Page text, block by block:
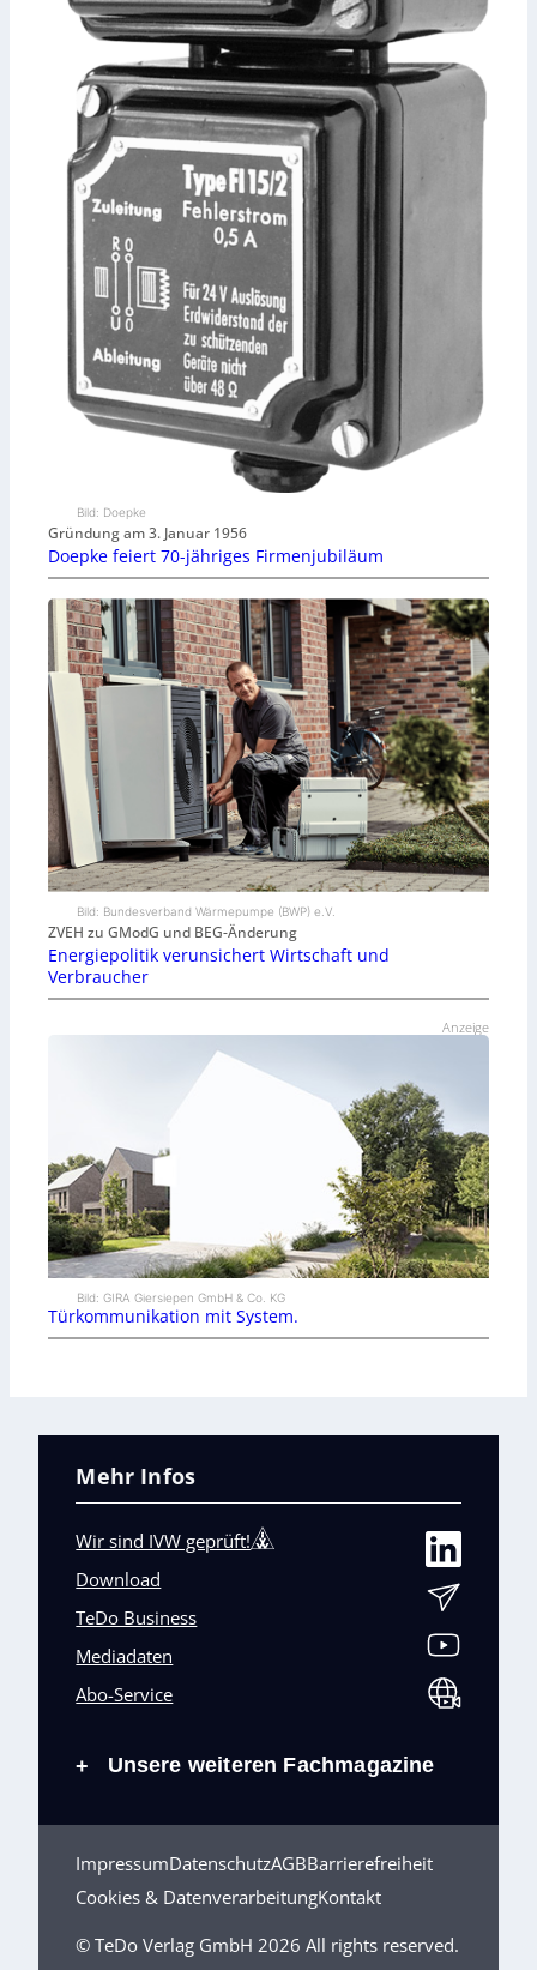
Bild: Doepke
Gründung am 3. Januar 1956
Doepke feiert 70-jähriges Firmenjubiläum
Bild: Bundesverband Wärmepumpe (BWP) e.V.
ZVEH zu GModG und BEG-Änderung
Energiepolitik verunsichert Wirtschaft und
Verbraucher
Anzeige
Bild: GIRA Giersiepen GmbH & Co. KG
Türkommunikation mit System.
Mehr Infos
Wir sind IVW geprüft!
Download
TeDo Business
Mediadaten
Abo-Service
+ Unsere weiteren Fachmagazine
ImpressumDatenschutzAGBBarrierefreiheit
Cookies & DatenverarbeitungKontakt
© TeDo Verlag GmbH 2026 All rights reserved.